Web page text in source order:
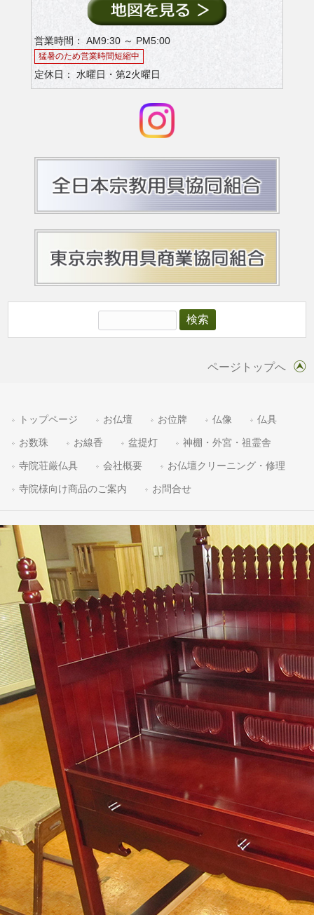
営業時間： AM9:30 ～ PM5:00
猛暑のため営業時間短縮中
定休日： 水曜日・第2火曜日
ページトップへ
トップページ お仏壇 お位牌 仏像 仏具
お数珠 お線香 盆提灯 神棚・外宮・祖霊舎
寺院荘厳仏具 会社概要 お仏壇クリーニング・修理
寺院様向け商品のご案内 お問合せ